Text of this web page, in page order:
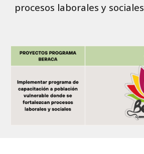
procesos laborales y sociales